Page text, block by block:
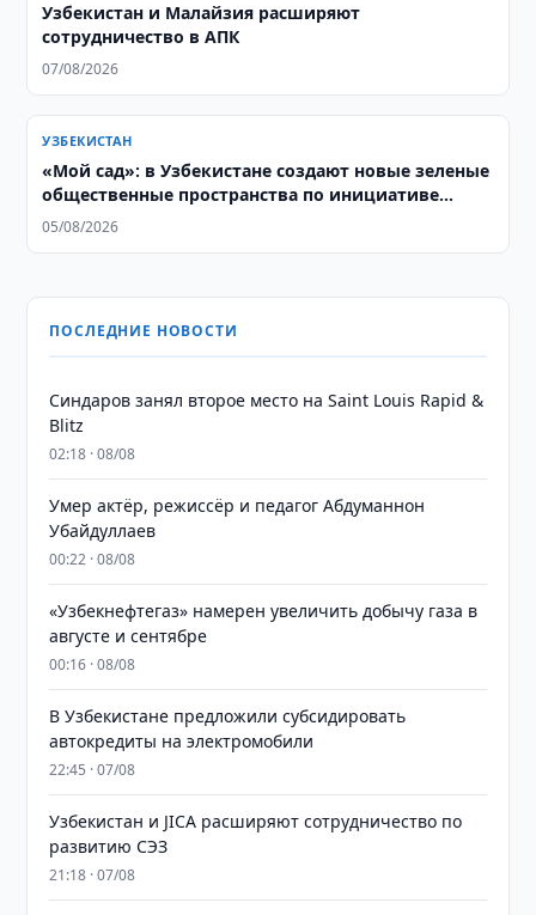
Узбекистан и Малайзия расширяют
сотрудничество в АПК
07/08/2026
УЗБЕКИСТАН
«Мой сад»: в Узбекистане создают новые зеленые
общественные пространства по инициативе
жителей
05/08/2026
ПОСЛЕДНИЕ НОВОСТИ
Синдаров занял второе место на Saint Louis Rapid &
Blitz
02:18 · 08/08
Умер актёр, режиссёр и педагог Абдуманнон
Убайдуллаев
00:22 · 08/08
«Узбекнефтегаз» намерен увеличить добычу газа в
августе и сентябре
00:16 · 08/08
В Узбекистане предложили субсидировать
автокредиты на электромобили
22:45 · 07/08
Узбекистан и JICA расширяют сотрудничество по
развитию СЭЗ
21:18 · 07/08